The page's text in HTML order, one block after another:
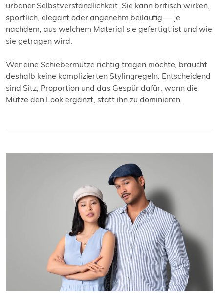
urbaner Selbstverständlichkeit. Sie kann britisch wirken,
sportlich, elegant oder angenehm beiläufig — je
nachdem, aus welchem Material sie gefertigt ist und wie
sie getragen wird.
Wer eine Schiebermütze richtig tragen möchte, braucht
deshalb keine komplizierten Stylingregeln. Entscheidend
sind Sitz, Proportion und das Gespür dafür, wann die
Mütze den Look ergänzt, statt ihn zu dominieren.